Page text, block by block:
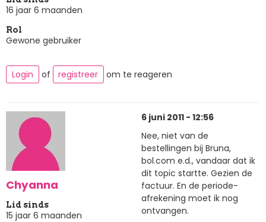
16 jaar 6 maanden
Rol
Gewone gebruiker
Login of registreer om te reageren
Chyanna
Lid sinds
15 jaar 6 maanden
6 juni 2011 - 12:56
Nee, niet van de
bestellingen bij Bruna,
bol.com e.d., vandaar dat ik
dit topic startte. Gezien de
factuur. En de periode-
afrekening moet ik nog
ontvangen.